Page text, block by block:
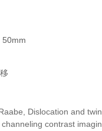
50mm
Dislocation and
contrast